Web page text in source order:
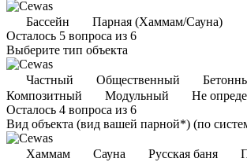
Бассейн
Парная (Хаммам/Сауна)
Осталось 5 вопроса из 6
Выберите тип объекта
Частный Общественный
Композитный
Модульный
Не
Осталось 4 вопроса из 6
Вид объекта (вид вашей парной*) (по
Хаммам Сауна Русская баня